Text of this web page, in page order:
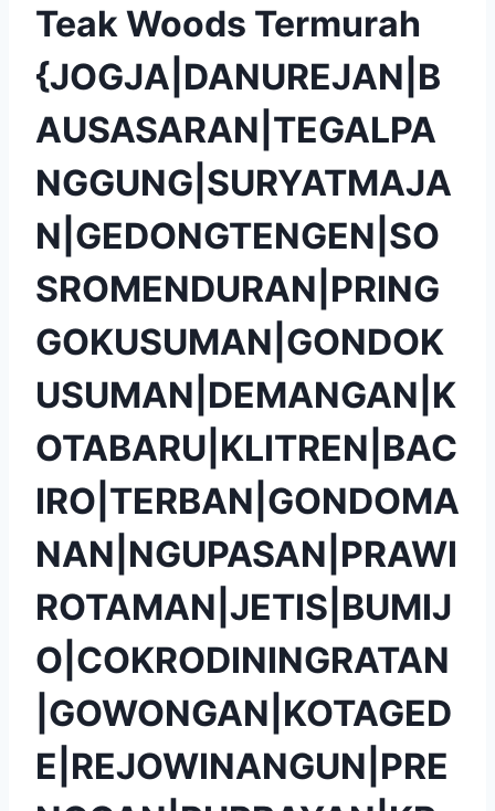
Teak Woods Termurah
{JOGJA|DANUREJAN|B
AUSASARAN|TEGALPA
NGGUNG|SURYATMAJA
N|GEDONGTENGEN|SO
SROMENDURAN|PRING
GOKUSUMAN|GONDOK
USUMAN|DEMANGAN|K
OTABARU|KLITREN|BAC
IRO|TERBAN|GONDOMA
NAN|NGUPASAN|PRAWI
ROTAMAN|JETIS|BUMIJ
O|COKRODININGRATAN
|GOWONGAN|KOTAGED
E|REJOWINANGUN|PRE